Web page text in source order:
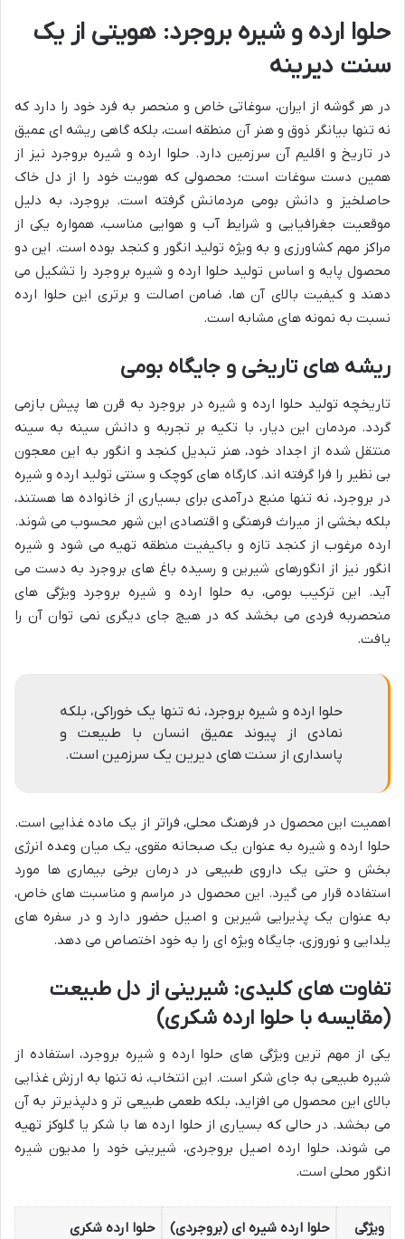
حلوا ارده و شیره بروجرد: هویتی از یک
سنت دیرینه
در هر گوشه از ایران، سوغاتی خاص و منحصر به فرد خود را دارد که
نه تنها بیانگر ذوق و هنر آن منطقه است، بلکه گاهی ریشه ای عمیق
در تاریخ و اقلیم آن سرزمین دارد. حلوا ارده و شیره بروجرد نیز از
همین دست سوغات است؛ محصولی که هویت خود را از دل خاک
حاصلخیز و دانش بومی مردمانش گرفته است. بروجرد، به دلیل
موقعیت جغرافیایی و شرایط آب و هوایی مناسب، همواره یکی از
مراکز مهم کشاورزی و به ویژه تولید انگور و کنجد بوده است. این دو
محصول پایه و اساس تولید حلوا ارده و شیره بروجرد را تشکیل می
دهند و کیفیت بالای آن ها، ضامن اصالت و برتری این حلوا ارده
نسبت به نمونه های مشابه است.
ریشه های تاریخی و جایگاه بومی
تاریخچه تولید حلوا ارده و شیره در بروجرد به قرن ها پیش بازمی
گردد. مردمان این دیار، با تکیه بر تجربه و دانش سینه به سینه
منتقل شده از اجداد خود، هنر تبدیل کنجد و انگور به این معجون
بی نظیر را فرا گرفته اند. کارگاه های کوچک و سنتی تولید ارده و شیره
در بروجرد، نه تنها منبع درآمدی برای بسیاری از خانواده ها هستند،
بلکه بخشی از میراث فرهنگی و اقتصادی این شهر محسوب می شوند.
ارده مرغوب از کنجد تازه و باکیفیت منطقه تهیه می شود و شیره
انگور نیز از انگورهای شیرین و رسیده باغ های بروجرد به دست می
آید. این ترکیب بومی، به حلوا ارده و شیره بروجرد ویژگی های
منحصربه فردی می بخشد که در هیچ جای دیگری نمی توان آن را
یافت.
حلوا ارده و شیره بروجرد، نه تنها یک خوراکی، بلکه
نمادی از پیوند عمیق انسان با طبیعت و
پاسداری از سنت های دیرین یک سرزمین است.
اهمیت این محصول در فرهنگ محلی، فراتر از یک ماده غذایی است.
حلوا ارده و شیره به عنوان یک صبحانه مقوی، یک میان وعده انرژی
بخش و حتی یک داروی طبیعی در درمان برخی بیماری ها مورد
استفاده قرار می گیرد. این محصول در مراسم و مناسبت های خاص،
به عنوان یک پذیرایی شیرین و اصیل حضور دارد و در سفره های
یلدایی و نوروزی، جایگاه ویژه ای را به خود اختصاص می دهد.
تفاوت های کلیدی: شیرینی از دل طبیعت
(مقایسه با حلوا ارده شکری)
یکی از مهم ترین ویژگی های حلوا ارده و شیره بروجرد، استفاده از
شیره طبیعی به جای شکر است. این انتخاب، نه تنها به ارزش غذایی
بالای این محصول می افزاید، بلکه طعمی طبیعی تر و دلپذیرتر به آن
می بخشد. در حالی که بسیاری از حلوا ارده ها با شکر یا گلوکز تهیه
می شوند، حلوا ارده اصیل بروجردی، شیرینی خود را مدیون شیره
انگور محلی است.
ویژگی حلوا ارده شیره ای (بروجردی) حلوا ارده شکری